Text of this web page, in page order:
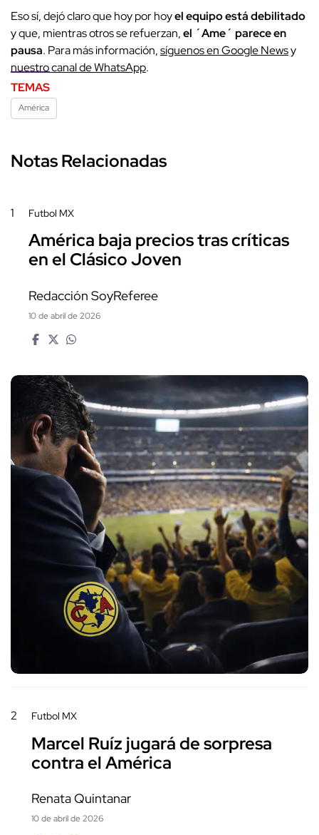
Eso sí, dejó claro que hoy por hoyel equipo está debilitado
y que, mientras otros se refuerzan,el ´Ame´ parece en
pausa. Para más información,síguenos en Google Newsy
nuestro canal de WhatsApp.
TEMAS
América
Notas Relacionadas
1 Futbol MX
América baja precios tras críticas
en el Clásico Joven
Redacción SoyReferee
10 de abril de 2026
2 Futbol MX
Marcel Ruíz jugará de sorpresa
contra el América
Renata Quintanar
10 de abril de 2026